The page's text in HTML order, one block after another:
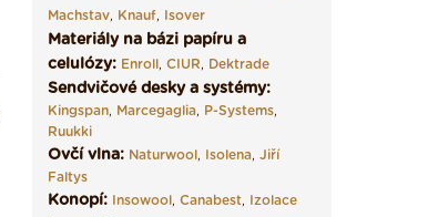
Machstav, Knauf, Isover
Materiály na bázi papíru a
celulózy: Enroll, CIUR, Dektrade
Sendvičové desky a systémy:
Kingspan, Marcegaglia, P-Systems,
Ruukki
Ovčí vlna: Naturwool, Isolena, Jiří
Faltys
Konopí: Insowool, Canabest, Izolace